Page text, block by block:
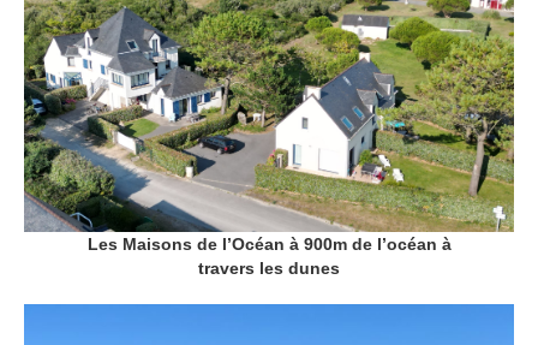
Les Maisons de l’Océan à 900m de l’océan à
travers les dunes